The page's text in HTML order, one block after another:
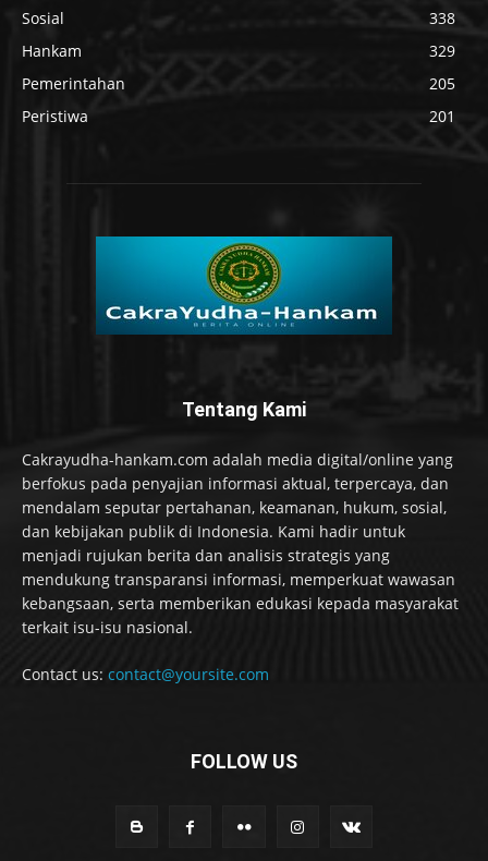
Sosial
338
Hankam
329
Pemerintahan
205
Peristiwa
201
Tentang Kami
Cakrayudha-hankam.com adalah media digital/online yang
berfokus pada penyajian informasi aktual, terpercaya, dan
mendalam seputar pertahanan, keamanan, hukum, sosial,
dan kebijakan publik di Indonesia. Kami hadir untuk
menjadi rujukan berita dan analisis strategis yang
mendukung transparansi informasi, memperkuat wawasan
kebangsaan, serta memberikan edukasi kepada masyarakat
terkait isu-isu nasional.
Contact us: contact@yoursite.com
FOLLOW US